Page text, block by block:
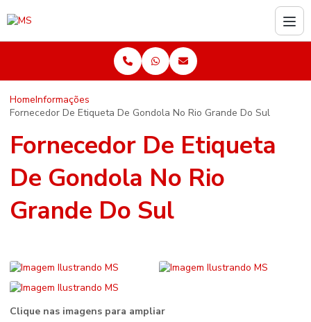
HomeInformações
Fornecedor De Etiqueta De Gondola No Rio Grande Do Sul
Fornecedor De Etiqueta
De Gondola No Rio
Grande Do Sul
Clique nas imagens para ampliar